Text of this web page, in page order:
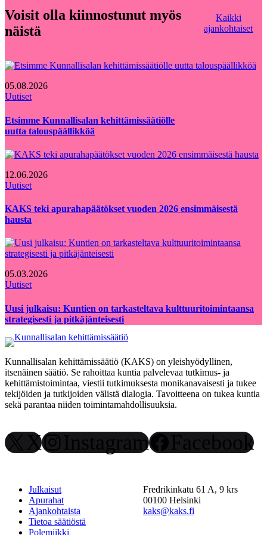
Voisit olla kiinnostunut myös
näistä
Kaikki
ajankohtaiset
05.08.2026
Uutiset
Etsimme Kunnallisalan kehittämissäätiölle
uutta talouspäällikköä
12.06.2026
Uutiset
KAKS teki apurahapäätökset vuoden 2026 ensimmäisestä
hausta
05.03.2026
Uutiset
Uusi julkaisu: Kuntien on tarkasteltava kulttuuritoimintaansa
strategisesti ja pitkäjänteisesti
Kunnallisalan kehittämissäätiö (KAKS) on yleishyödyllinen,
itsenäinen säätiö. Se rahoittaa kuntia palvelevaa tutkimus- ja
kehittämistoimintaa, viestii tutkimuksesta monikanavaisesti ja tukee
tekijöiden ja tutkijoiden välistä dialogia. Tavoitteena on tukea kuntia
sekä parantaa niiden toimintamahdollisuuksia.
X Instagram Facebook
Julkaisut
Apurahat
Ajankohtaista
Tietoa säätiöstä
Polemiikki
Fredrikinkatu 61 A, 9 krs
00100 Helsinki
kaks@kaks.fi